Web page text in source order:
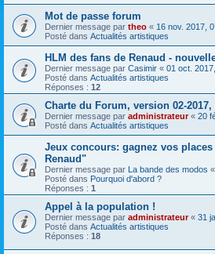
Mot de passe forum
Dernier message par theo « 16 nov. 2017,
Posté dans Actualités artistiques
HLM des fans de Renaud -
Dernier message par Casimir « 01 oct.
Posté dans Actualités artistiques
Réponses : 12
Charte du Forum, version 02-
Dernier message par administrateur« 20
Posté dans Actualités artistiques
Jeux concours: gagnez vos
Renaud"
Dernier message par La bande des modos «
Posté dans Pourquoi d'abord ?
Réponses : 1
Appel à la population !
Dernier message par administrateur« 31
Posté dans Actualités artistiques
Réponses : 18